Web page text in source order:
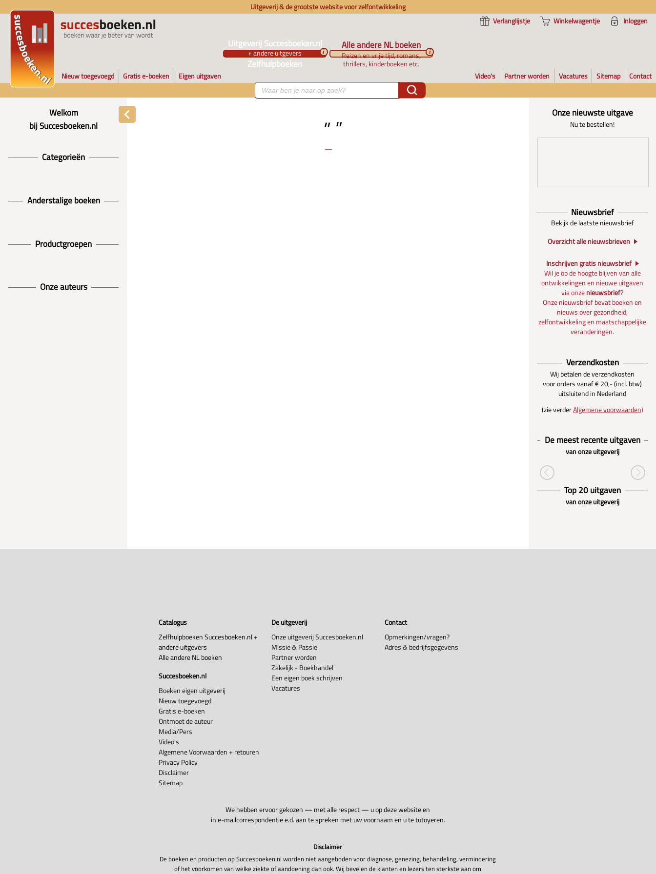
Uitgeverij & de grootste website voor zelfontwikkeling
Verlanglijstje
Winkelwagentje Inloggen
Uitgeverij Succesboeken.nl
+ andere uitgevers
Zelfhulpboeken
i
Alle andere NL boeken
Reizen en vrije tijd, romans,
thrillers, kinderboeken etc.
i
Nieuw toegevoegd Gratis e-boeken Eigen uitgaven Video's Partner worden Vacatures Sitemap Contact
Welkom
bij Succesboeken.nl
Categorieën
Anderstalige boeken
Productgroepen
Onze auteurs
Onze nieuwste uitgave
Nu te bestellen!
Nieuwsbrief
Bekijk de laatste nieuwsbrief
Overzicht alle nieuwsbrieven
Inschrijven gratis nieuwsbrief
Wil je op de hoogte blijven van alle
ontwikkelingen en nieuwe uitgaven
via onzenieuwsbrief?
Onze nieuwsbrief bevat boeken en
nieuws over gezondheid,
zelfontwikkeling en maatschappelijke
veranderingen.
Verzendkosten
Wij betalen de verzendkosten
voor orders vanaf € 20,- (incl. btw)
uitsluitend in Nederland
(zie verderAlgemene voorwaarden)
De meest recente uitgaven
van onze uitgeverij
Top 20 uitgaven
van onze uitgeverij
Catalogus
Zelfhulpboeken Succesboeken.nl +
andere uitgevers
Alle andere NL boeken
Succesboeken.nl
Boeken eigen uitgeverij
Nieuw toegevoegd
Gratis e-boeken
Ontmoet de auteur
Media/Pers
Video's
Algemene Voorwaarden + retouren
Privacy Policy
Disclaimer
Sitemap
De uitgeverij
Onze uitgeverij Succesboeken.nl
Missie & Passie
Partner worden
Zakelijk - Boekhandel
Een eigen boek schrijven
Vacatures
Contact
Opmerkingen/vragen?
Adres & bedrijfsgegevens
We hebben ervoor gekozen — met alle respect — u op deze website en
in e-mailcorrespondentie e.d. aan te spreken met uw voornaam en u te tutoyeren.
Disclaimer
De boeken en producten op Succesboeken.nl worden niet aangeboden voor diagnose, genezing, behandeling, vermindering
of het voorkomen van welke ziekte of aandoening dan ook. Wij bevelen de klanten en lezers ten sterkste aan om